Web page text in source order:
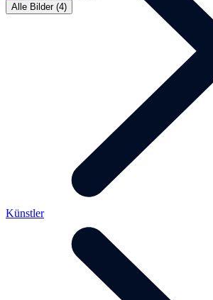
Alle Bilder (4)
Künstler